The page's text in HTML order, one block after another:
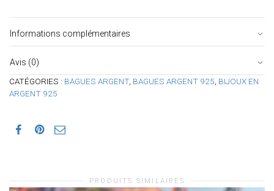
Informations complémentaires
Avis (0)
CATÉGORIES : BAGUES ARGENT, BAGUES ARGENT 925 BIJOUX EN
ARGENT 925
PRODUITS SIMILAIRES